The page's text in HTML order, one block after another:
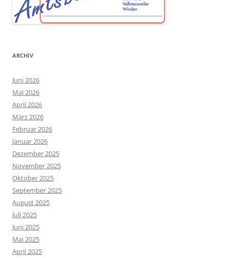
ARCHIV
Juni 2026
Mai 2026
April 2026
März 2026
Februar 2026
Januar 2026
Dezember 2025
November 2025
Oktober 2025
September 2025
August 2025
Juli 2025
Juni 2025
Mai 2025
April 2025